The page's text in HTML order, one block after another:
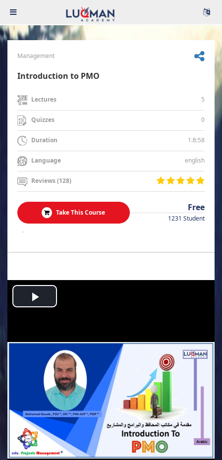
Management
Introduction to PMO
Lectures 5
Quizzes 0
Duration 1:8:58
Language english
Reviews (128)
Take This Course Free
1231 Student
.
Play